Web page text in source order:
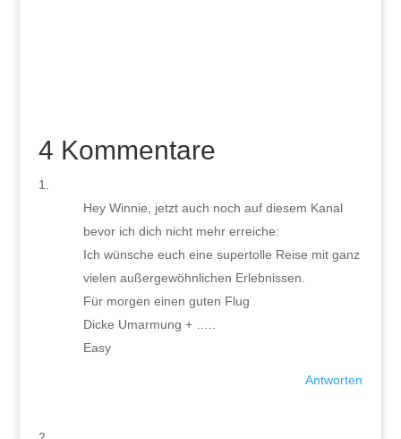
4 Kommentare
Hey Winnie, jetzt auch noch auf diesem Kanal
bevor ich dich nicht mehr erreiche:
Ich wünsche euch eine supertolle Reise mit ganz
vielen außergewöhnlichen Erlebnissen.
Für morgen einen guten Flug
Dicke Umarmung + …..
Easy
Antworten